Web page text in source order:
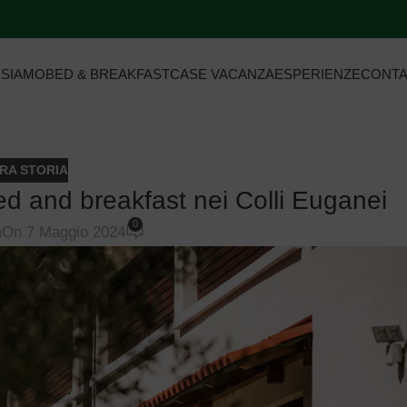
BED & BREAKFASTCASE VACANZAESPERIENZE
STORIA
and breakfast nei Colli Euganei
On 7 Maggio 2024 0